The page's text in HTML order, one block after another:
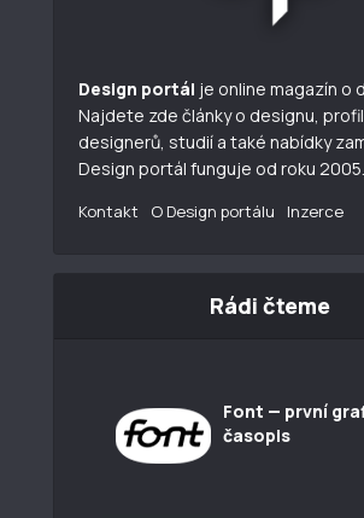
Design portál je online magazín o
Najdete zde články o designu,
designerů, studií a také nabídky
Design portál funguje od roku 2005.
Kontakt O Design portálu Inzerce
Rádi čteme
Font — první
časopis